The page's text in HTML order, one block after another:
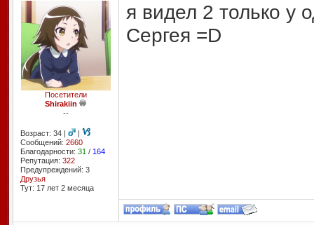
Посетители
Shirakiin
--
Возраст: 34 |
|
Сообщений: 2660
Благодарности: 31 / 164
Репутация: 322
Предупреждений: 3
Друзья
Тут: 17 лет 2 месяцa
я видел 2 только у
Сергея =D